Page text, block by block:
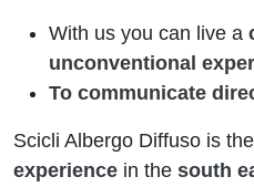
With us you can live a
unconventional
To communicate
Scicli Albergo Diffuso is the
experience in the south